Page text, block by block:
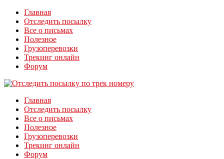
Главная
Отследить посылку
Все о письмах
Полезное
Грузоперевозки
Трекинг онлайн
Форум
Главная
Отследить посылку
Все о письмах
Полезное
Грузоперевозки
Трекинг онлайн
Форум